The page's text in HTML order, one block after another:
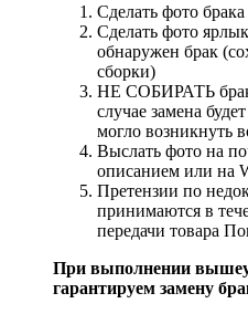
Сделать фото брака
Сделать фото
обнаружен брак
сборки)
НЕ СОБИРАТЬ
случае замена
могло возникнуть
Выслать фото на
описанием или на
Претензии по
принимаются в
передачи товара
При выполнении
гарантируем замену